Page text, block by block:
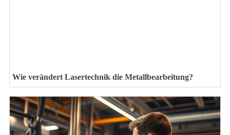
Wie verändert Lasertechnik die Metallbearbeitung?